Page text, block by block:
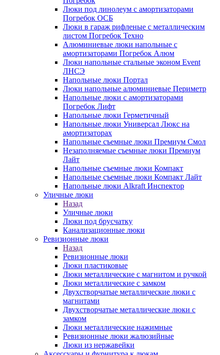
Люки под линолеум с амортизаторами
Погребок ОСБ
Люки в гараж рифленые с металлическим
листом Погребок Техно
Алюминиевые люки напольные с
амортизаторами Погребок Алюм
Люки напольные стальные эконом Event
ЛНСЭ
Напольные люки Портал
Люки напольные алюминиевые Периметр
Напольные люки с амортизаторами
Погребок Лифт
Напольные люки Герметичный
Напольные люки Универсал Люкс на
амортизаторах
Напольные съемные люки Премиум Смол
Незаполняемые съемные люки Премиум
Лайт
Напольные съемные люки Компакт
Напольные съемные люки Компакт Лайт
Напольные люки Alkraft Инспектор
Уличные люки
Назад
Уличные люки
Люки под брусчатку
Канализационные люки
Ревизионные люки
Назад
Ревизионные люки
Люки пластиковые
Люки металлические с магнитом и ручкой
Люки металлические с замком
Двухстворчатые металлические люки с
магнитами
Двухстворчатые металлические люки с
замком
Люки металлические нажимные
Ревизионные люки жалюзийные
Люки из нержавейки